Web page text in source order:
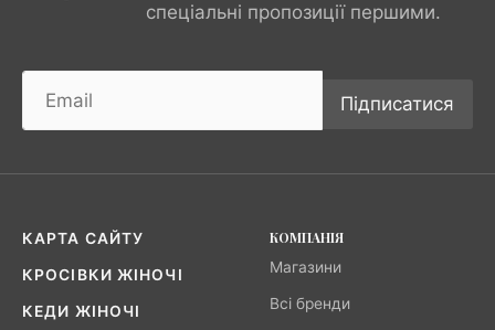
спеціальні пропозиції першими.
Підписатися
КАРТА САЙТУ
КРОСІВКИ ЖІНОЧІ
КЕДИ ЖІНОЧІ
КОМПАНІЯ
Магазини
Всі бренди